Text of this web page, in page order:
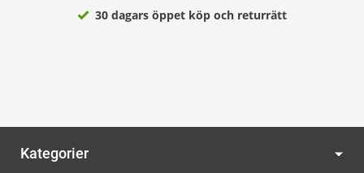
30 dagars öppet köp och returrätt
Kategorier